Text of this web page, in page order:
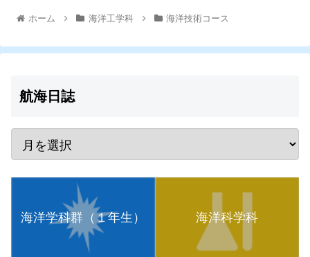
ホーム 海洋工学科 海洋技術コース
航海日誌
海洋学科群（１年生） 海洋科学科